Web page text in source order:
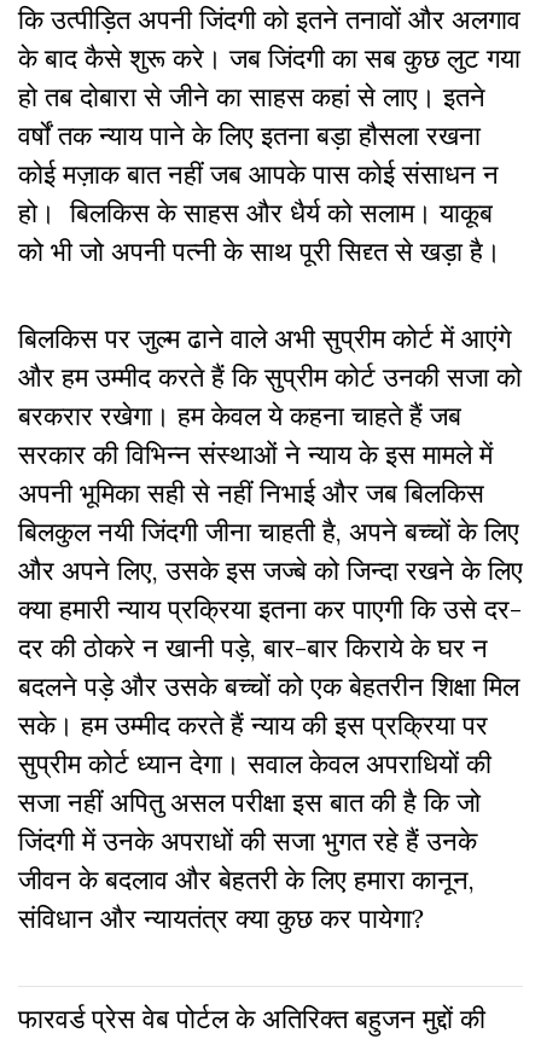
कि उत्पीड़ित अपनी जिंदगी को इतने तनावों और अलगाव
के बाद कैसे शुरू करे। जब जिंदगी का सब कुछ लुट गया
हो तब दोबारा से जीने का साहस कहां से लाए। इतने
वर्षों तक न्याय पाने के लिए इतना बड़ा हौसला रखना
कोई मज़ाक बात नहीं जब आपके पास कोई संसाधन न
हो। बिलकिस के साहस और धैर्य को सलाम। याकूब
को भी जो अपनी पत्नी के साथ पूरी सिद्द्त से खड़ा है।
बिलकिस पर जुल्म ढाने वाले अभी सुप्रीम कोर्ट में आएंगे
और हम उम्मीद करते हैं कि सुप्रीम कोर्ट उनकी सजा को
बरकरार रखेगा। हम केवल ये कहना चाहते हैं जब
सरकार की विभिन्न संस्थाओं ने न्याय के इस मामले में
अपनी भूमिका सही से नहीं निभाई और जब बिलकिस
बिलकुल नयी जिंदगी जीना चाहती है, अपने बच्चों के लिए
और अपने लिए, उसके इस जज्बे को जिन्दा रखने के लिए
क्या हमारी न्याय प्रक्रिया इतना कर पाएगी कि उसे दर-
दर की ठोकरे न खानी पड़े, बार-बार किराये के घर न
बदलने पड़े और उसके बच्चों को एक बेहतरीन शिक्षा मिल
सके। हम उम्मीद करते हैं न्याय की इस प्रक्रिया पर
सुप्रीम कोर्ट ध्यान देगा। सवाल केवल अपराधियों की
सजा नहीं अपितु असल परीक्षा इस बात की है कि जो
जिंदगी में उनके अपराधों की सजा भुगत रहे हैं उनके
जीवन के बदलाव और बेहतरी के लिए हमारा कानून,
संविधान और न्यायतंत्र क्या कुछ कर पायेगा?
फारवर्ड प्रेस वेब पोर्टल के अतिरिक्‍त बहुजन मुद्दों की